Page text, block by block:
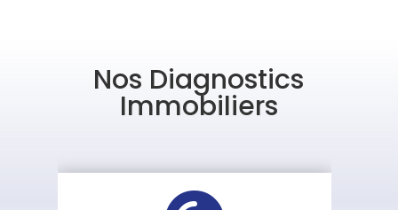
Nos Diagnostics
Immobiliers